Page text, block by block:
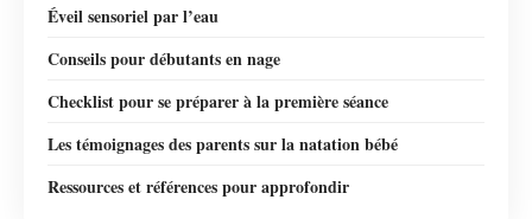
Éveil sensoriel par l’eau
Conseils pour débutants en nage
Checklist pour se préparer à la première séance
Les témoignages des parents sur la natation bébé
Ressources et références pour approfondir